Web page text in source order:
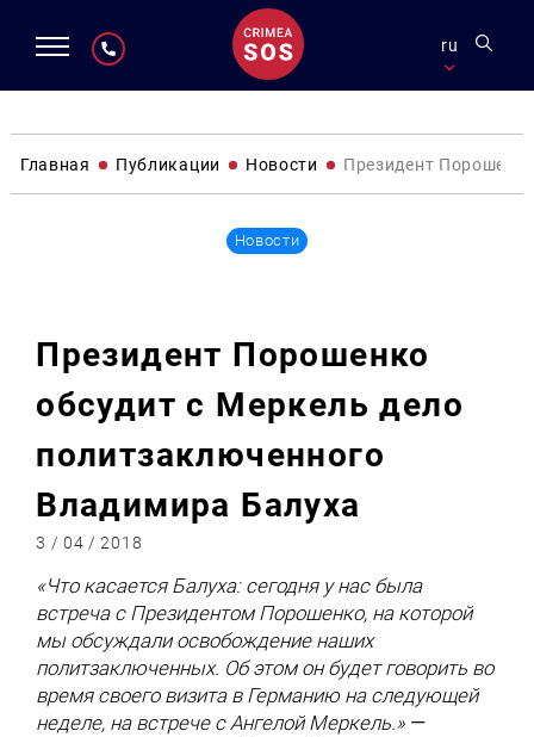
ru
Главная Публикации Новости Президент
Новости
Президент Порошенко
обсудит с Меркель дело
политзаключенного
Владимира Балуха
3 / 04 / 2018
«Что касается Балуха: сегодня у нас была
встреча с Президентом Порошенко, на которой
мы обсуждали освобождение наших
политзаключенных. Об этом он будет говорить во
время своего визита в Германию на следующей
неделе, на встрече с Ангелой Меркель.» —